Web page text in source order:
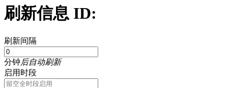
刷新信息 ID:
刷新间隔
分钟后自动刷新
启用时段